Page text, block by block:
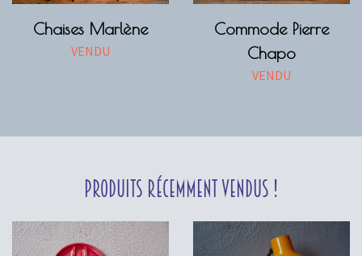
Chaises Marlène
VENDU
Commode Pierre
Chapo
VENDU
Produits récemment vendus !